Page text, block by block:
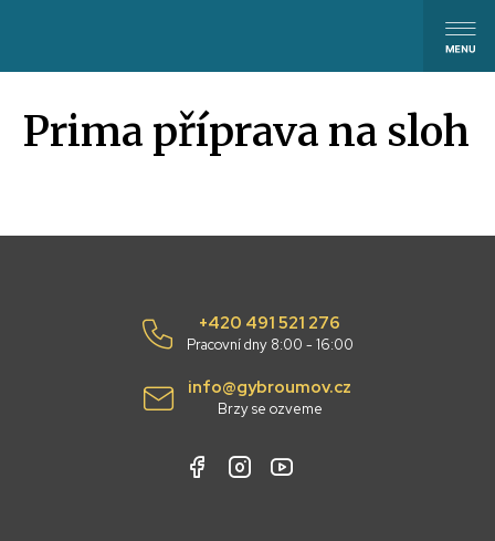
Prima příprava na sloh
+420 491 521 276
Pracovní dny 8:00 - 16:00
info@gybroumov.cz
Brzy se ozveme